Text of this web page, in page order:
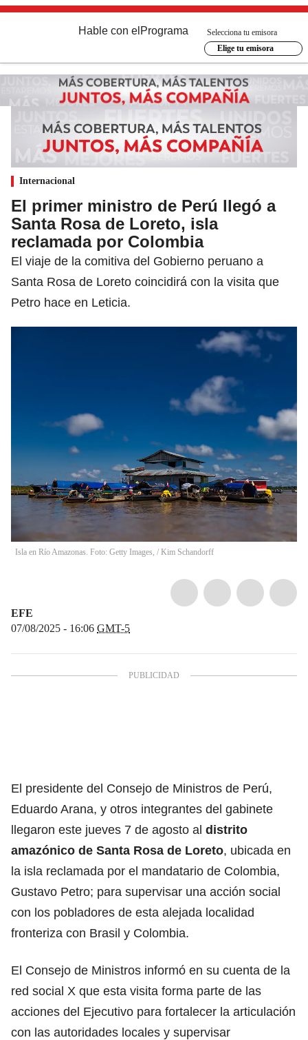
Hable con el Programa
Selecciona tu emisora
Elige tu emisora
Internacional
El primer ministro de Perú llegó a
Santa Rosa de Loreto, isla
reclamada por Colombia
El viaje de la comitiva del Gobierno peruano a
Santa Rosa de Loreto coincidirá con la visita que
Petro hace en Leticia.
Isla en Río Amazonas. Foto: Getty Images, / Kim Schandorff
EFE
07/08/2025 - 16:06 GMT-5
El presidente del Consejo de Ministros de Perú,
Eduardo Arana, y otros integrantes del gabinete
llegaron este jueves 7 de agosto al distrito
amazónico de Santa Rosa de Loreto, ubicada en
la isla reclamada por el mandatario de Colombia,
Gustavo Petro; para supervisar una acción social
con los pobladores de esta alejada localidad
fronteriza con Brasil y Colombia.
El Consejo de Ministros informó en su cuenta de la
red social X que esta visita forma parte de las
acciones del Ejecutivo para fortalecer la articulación
con las autoridades locales y supervisar